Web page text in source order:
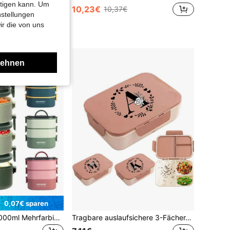
10,23€ 10,37€
0,07€ sparen
800ml/1400ml/2000ml Mehrfarbiges Bento Lunchbox Set, wiederverwendbar, 3-lagige auslaufsichere Lunchbox, isolierte Lunchbox, geeignet für Studenten, Büro, Reisen, stapelbar, mikrowellengeeignet, spülmaschinenfest & kühlschrankgeeignet Tragbare auslaufsichere 3-Fächer-Lunchbox mit Löffel und Gabel, geeignet für Schüler, Büroangestellte, Outdoor-Picknick, Obst- und Snack-Aufbewahrung, Mikrowelle, mit 26 Buchstaben-Mustern
kann. Um
die von uns